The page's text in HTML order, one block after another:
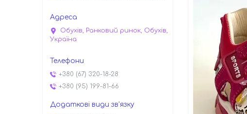
Обухів, Ранковий ринок, Обухів,
Україна
+380 (67) 320-18-28
+380 (95) 199-81-66